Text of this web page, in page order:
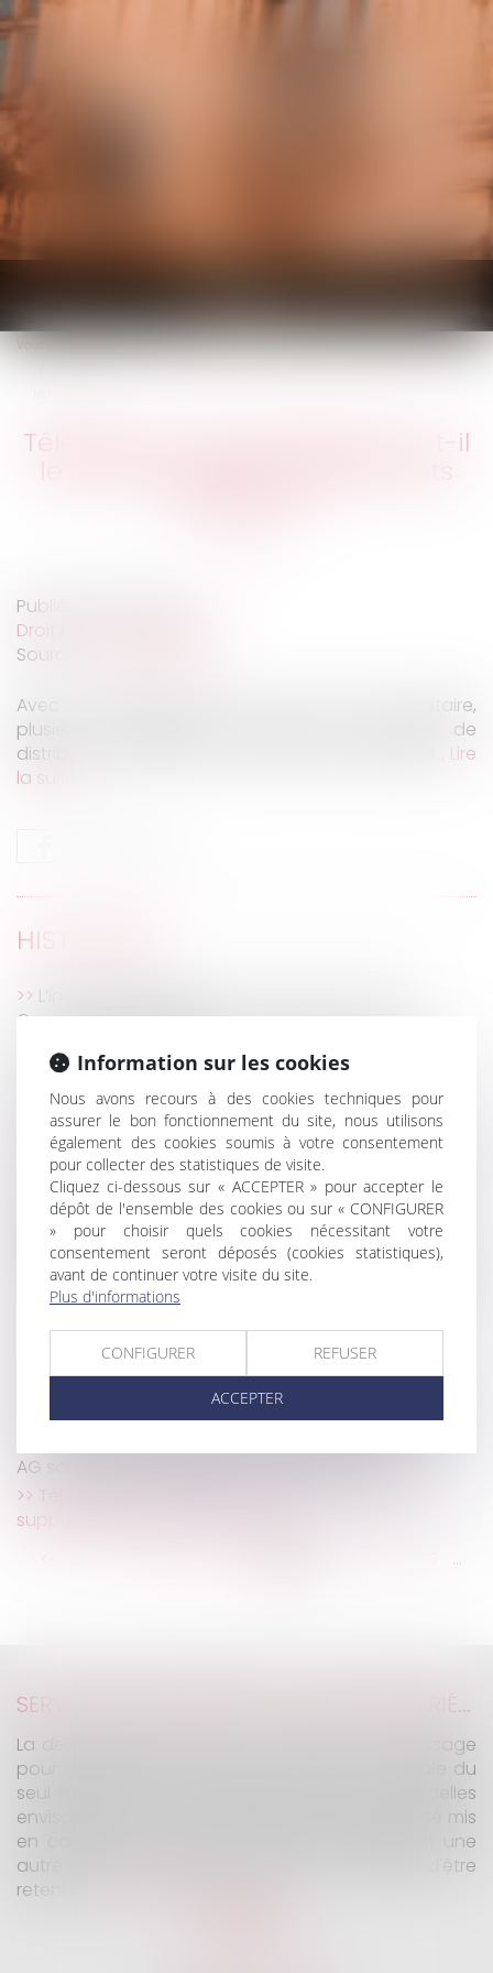
KALIFA Avocats
Ouvrir
le
menu
Vous êtes ici :Accueil
Télétravail : votre employeur a-t-il
le droit de supprimer les tickets
Publié le :
Droit du travail - Salariés
Source :
Avec le télétravail imposé par la crise sanitaire,
plusieurs entreprises ont décidé d’arrêter de
distribuer des tickets restaurants à leurs salariés... Lire
la suite
HISTORIQUE
L’indemnité d’éviction en question devant le
Conseil constitutionnel
Il tient des propos radicaux, dénigre la mère et
perd son droit de visite et de communication
Bonus-malus : les sanctions prévues contre les
employeurs qui abusent des contrats courts
Sous-traitance : pas de condition suspensive pour
la caution de l’entrepreneur principal
Contestation du caractère professionnel de la
maladie : évolution de jurisprudence concernant la
prescription
Concurrence : la Commission européenne prépare
son acte d'accusation contre Apple
Droit et Argent. Succession : donation, legs...
comment donner à une association ?
Droit du père biologique et irrecevabilité de son
intervention à la procédure d'adoption de l'enfant
AG sont indissociables, un seul vote suffit
Télétravail : votre employeur a-t-il le droit de
supprimer les tickets restaurant ?
...
SERVITUDE DE PASSAGE : TOUS LES PROPRIÉTAIRES VOISINS N'ONT PAS À ÊTRE APPELÉS EN JUSTICE
La demande tendant à fixer l'assiette d'un passage
pour désenclaver un fonds n'est pas irrecevable du
seul fait que les propriétaires de toutes les parcelles
envisagées au cours de l'expertise n'ont pas été mis
en cause. Encore faut-il qu'il existe réellement une
autre solution de désenclavement susceptible d'être
retenue.
Information sur les cookies
Nous avons recours à des cookies techniques pour
assurer le bon fonctionnement du site, nous utilisons
également des cookies soumis à votre consentement
pour collecter des statistiques de visite.
Cliquez ci-dessous sur « ACCEPTER » pour accepter le
dépôt de l'ensemble des cookies ou sur « CONFIGURER
» pour choisir quels cookies nécessitant votre
consentement seront déposés (cookies statistiques),
avant de continuer votre visite du site.
Plus d'informations
CONFIGURER REFUSER
ACCEPTER